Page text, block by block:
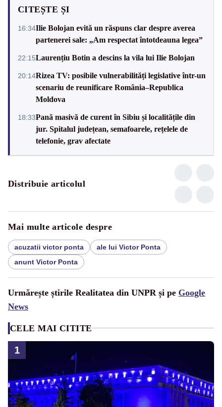
CITEȘTE ȘI
16:34Ilie Bolojan evită un răspuns clar despre averea
partenerei sale: „Am respectat întotdeauna legea”
22:15Laurențiu Botin a descins la vila lui Ilie Bolojan
20:14Rizea TV: posibile vulnerabilități legislative într-un
scenariu de reunificare România–Republica
Moldova
18:33Pană masivă de curent în Sibiu și localitățile din
jur. Spitalul județean, semafoarele, rețelele de
telefonie, grav afectate
Distribuie articolul
Mai multe articole despre
acuzatii victor ponta
ale lui Victor Ponta
anunt Victor Ponta
Urmărește știrile Realitatea din UNPR și pe Google
News
CELE MAI CITITE
1